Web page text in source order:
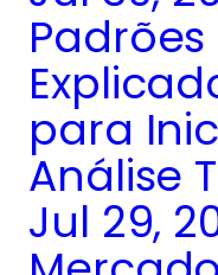
para
Análise
Jul 29,